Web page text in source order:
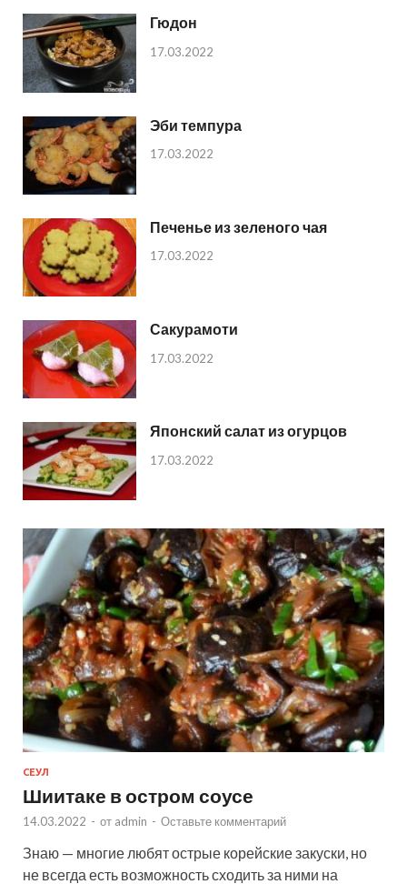
Гюдон
17.03.2022
Эби темпура
17.03.2022
Печенье из зеленого чая
17.03.2022
Сакурамоти
17.03.2022
Японский салат из огурцов
17.03.2022
СЕУЛ
Шиитаке в остром соусе
14.03.2022 - от admin - Оставьте комментарий
Знаю — многие любят острые корейские закуски, но
не всегда есть возможность сходить за ними на